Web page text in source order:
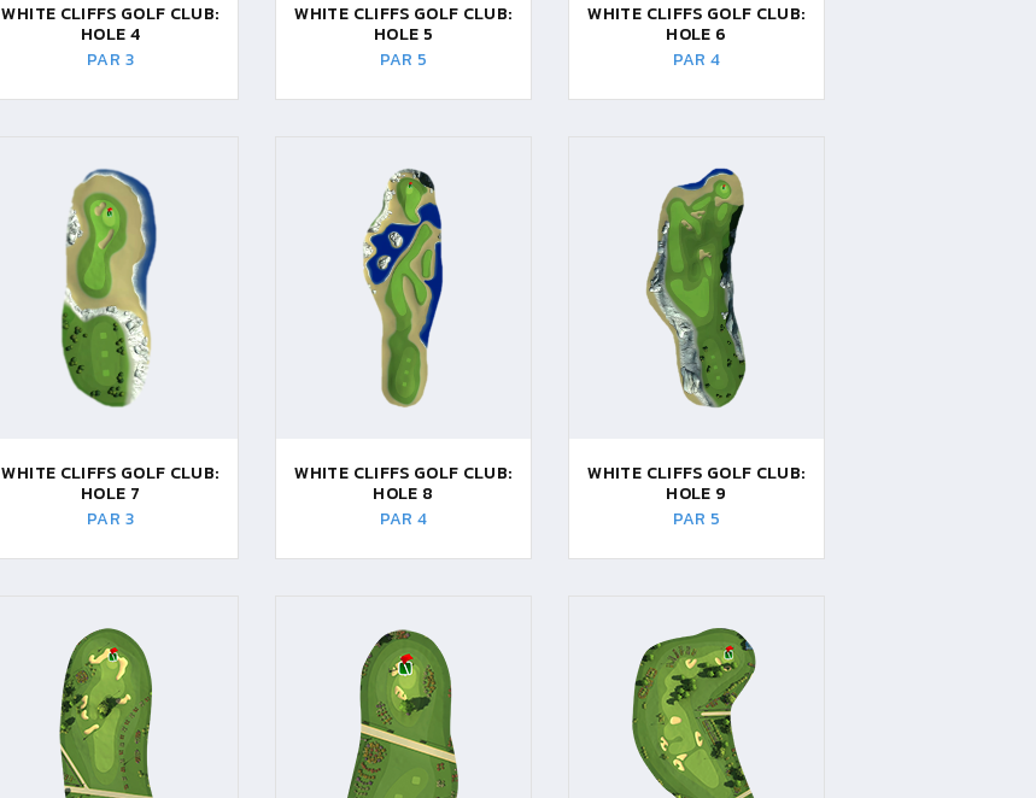
WHITE CLIFFS GOLF CLUB:
HOLE 4
PAR 3
WHITE CLIFFS GOLF CLUB:
HOLE 5
PAR 5
WHITE CLIFFS GOLF CLUB:
HOLE 6
PAR 4
WHITE CLIFFS GOLF CLUB:
HOLE 7
PAR 3
WHITE CLIFFS GOLF CLUB:
HOLE 8
PAR 4
WHITE CLIFFS GOLF CLUB:
HOLE 9
PAR 5